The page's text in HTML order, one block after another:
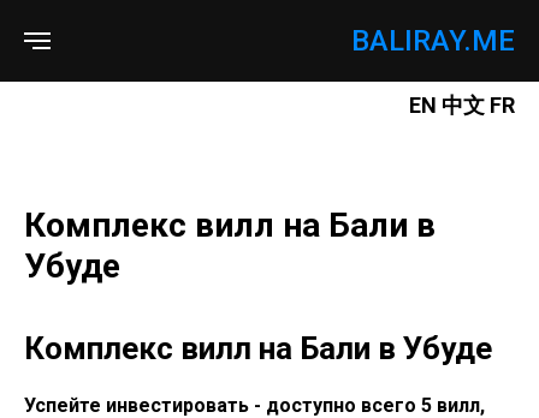
BALIRAY.ME
EN 中文 FR
Комплекс вилл на Бали в
Убуде
Комплекс вилл на Бали в Убуде
Успейте инвестировать - доступно всего 5 вилл,